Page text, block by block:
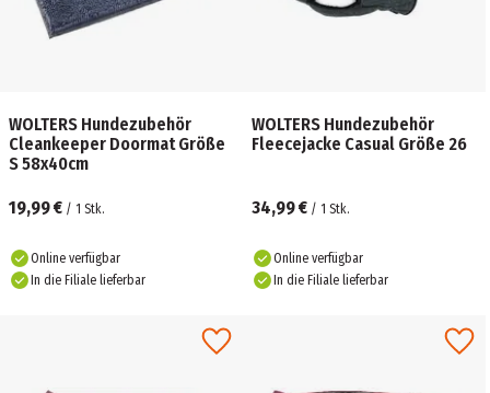
WOLTERS Hundezubehör
Cleankeeper Doormat Größe
S 58x40cm
19,99 € / 1 Stk.
Online verfügbar
In die Filiale lieferbar
WOLTERS Hundezubehör
Fleecejacke Casual Größe 26
34,99 € / 1 Stk.
Online verfügbar
In die Filiale lieferbar